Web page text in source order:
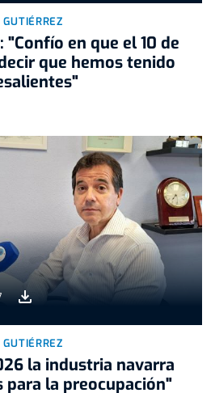
en que el 10 de
que hemos tenido
la industria navarra
para la preocupación"